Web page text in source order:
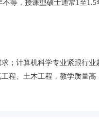
等，授课型硕士通常1至
；计算机科学专业紧跟行
程、土木工程，教学质量